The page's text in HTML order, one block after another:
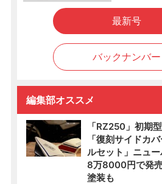
最新号
バックナンバー
編集部オススメ
「RZ250」初期
「復刻サイドカ
ルセット」ニュ
8万8000円で発
塗装も